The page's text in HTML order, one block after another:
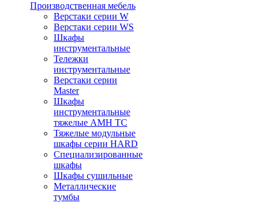
Производственная мебель
Верстаки серии W
Верстаки серии WS
Шкафы
инструментальные
Тележки
инструментальные
Верстаки серии
Master
Шкафы
инструментальные
тяжелые AMH TC
Тяжелые модульные
шкафы серии HARD
Cпециализированные
шкафы
Шкафы сушильные
Металлические
тумбы